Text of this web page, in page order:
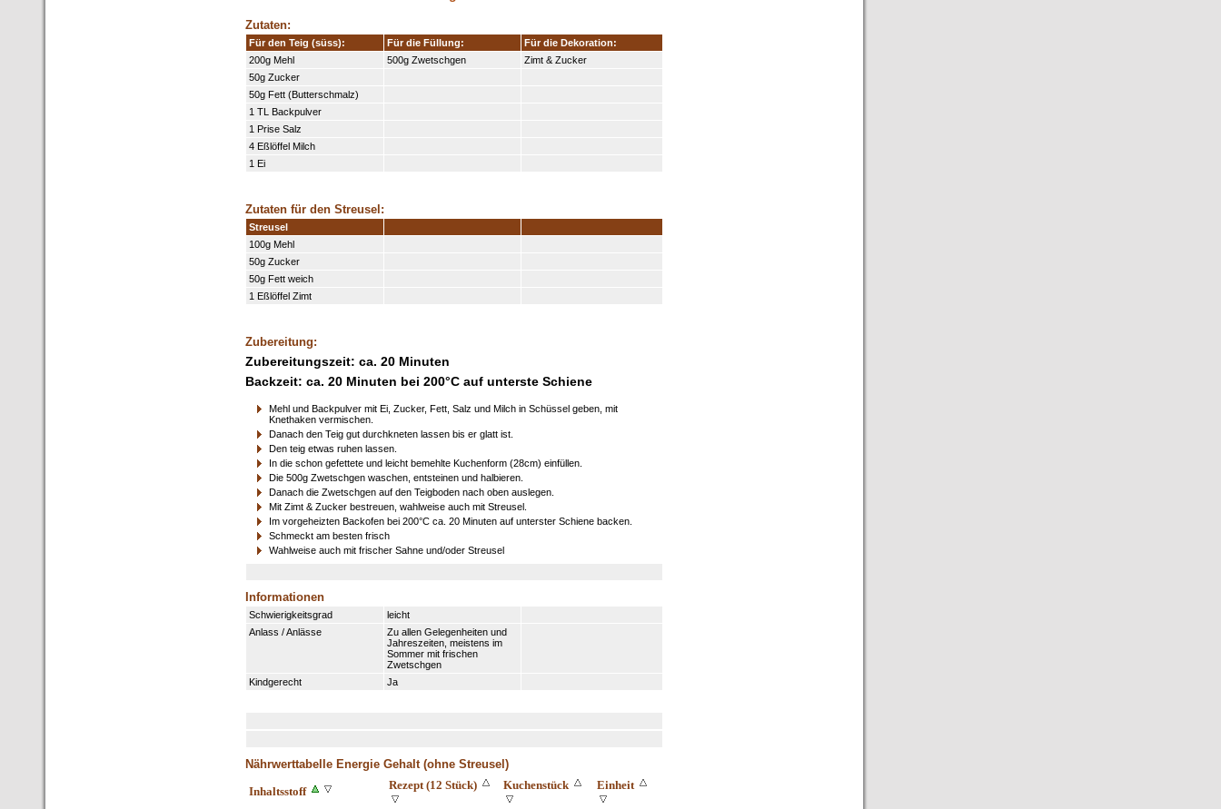
Zutaten:
Für den Teig (süss): Für die Füllung:
Für die Dekoration:
200g Mehl
500g Zwetschgen
Zimt & Zucker
50g Zucker
50g Fett (Butterschmalz)
1 TL Backpulver
1 Prise Salz
4 Eßlöffel Milch
1 Ei
Zutaten für den Streusel:
Streusel
100g Mehl
50g Zucker
50g Fett weich
1 Eßlöffel Zimt
Zubereitung:
Zubereitungszeit: ca. 20 Minuten
Backzeit: ca. 20 Minuten bei 200°C auf unterste Schiene
Mehl und Backpulver mit Ei, Zucker, Fett, Salz und Milch in Schüssel geben, mit
Knethaken vermischen.
Danach den Teig gut durchkneten lassen bis er glatt ist.
Den teig etwas ruhen lassen.
In die schon gefettete und leicht bemehlte Kuchenform (28cm) einfüllen.
Die 500g Zwetschgen waschen, entsteinen und halbieren.
Danach die Zwetschgen auf den Teigboden nach oben auslegen.
Mit Zimt & Zucker bestreuen, wahlweise auch mit Streusel.
Im vorgeheizten Backofen bei 200°C ca. 20 Minuten auf unterster Schiene backen.
Schmeckt am besten frisch
Wahlweise auch mit frischer Sahne und/oder Streusel
Informationen
Schwierigkeitsgrad
leicht
Anlass / Anlässe
Zu allen Gelegenheiten und
Jahreszeiten, meistens im
Sommer mit frischen
Zwetschgen
Kindgerecht
Ja
Nährwerttabelle Energie Gehalt (ohne Streusel)
Inhaltsstoff
Rezept (12 Stück) Kuchenstück Einheit